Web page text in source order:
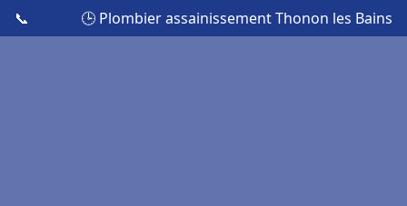
📞 🕒 Plombier assainissement Thonon les Bains